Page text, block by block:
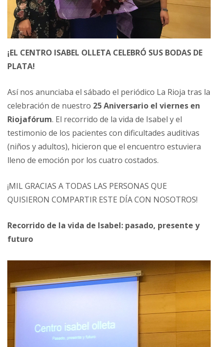
¡EL CENTRO ISABEL OLLETA CELEBRÓ SUS BODAS DE
PLATA!
Así nos anunciaba el sábado el periódico La Rioja tras la
celebración de nuestro 25 Aniversario el viernes en
Riojafórum. El recorrido de la vida de Isabel y el
testimonio de los pacientes con dificultades auditivas
(niños y adultos), hicieron que el encuentro estuviera
lleno de emoción por los cuatro costados.
¡MIL GRACIAS A TODAS LAS PERSONAS QUE
QUISIERON COMPARTIR ESTE DÍA CON NOSOTROS!
Recorrido de la vida de Isabel: pasado, presente y
futuro